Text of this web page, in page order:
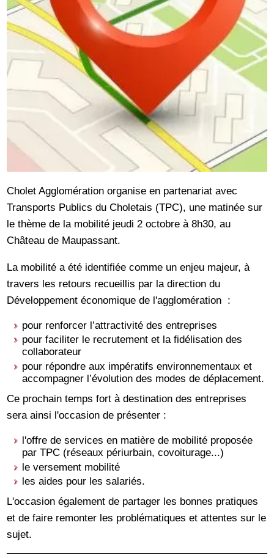
Cholet Agglomération organise en partenariat avec
Transports Publics du Choletais (TPC), une matinée sur
le thème de la mobilité jeudi 2 octobre à 8h30, au
Château de Maupassant.
La mobilité a été identifiée comme un enjeu majeur, à
travers les retours recueillis par la direction du
Développement économique de l'agglomération :
pour renforcer l’attractivité des entreprises
pour faciliter le recrutement et la fidélisation des
collaborateur
pour répondre aux impératifs environnementaux et
accompagner l’évolution des modes de déplacement.
Ce prochain temps fort à destination des entreprises
sera ainsi l'occasion de présenter :
l'offre de services en matière de mobilité proposée
par TPC (réseaux périurbain, covoiturage...)
le versement mobilité
les aides pour les salariés.
L'occasion également de partager les bonnes pratiques
et de faire remonter les problématiques et attentes sur le
sujet.